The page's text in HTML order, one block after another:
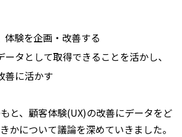
体験を企画・改善する
ータとして取得できることを活かし、
善に活かす
と、顧客体験(UX)の改善にデータをど
かについて議論を深めていきました。